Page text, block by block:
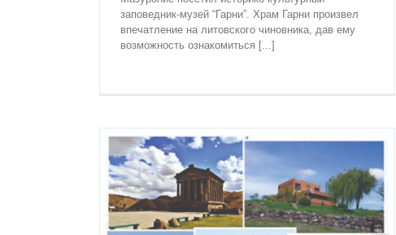
заповедник-музей “Гарни”. Храм Гарни произвел
впечатление на литовского чиновника, дав ему
возможность ознакомиться [...]
РАБОТАТЬ
Историко-культурный музей-заповедник “Гарни”
Историко-культурный музей -заповедник “Звартноц”
Историко-культурный музей-заповедник “Городище
”Лори Берд”” Историко-археологоческий музей-
заповедник “Мецамор” Новостная лента